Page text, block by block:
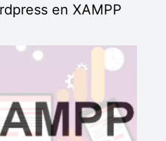
en XAMPP